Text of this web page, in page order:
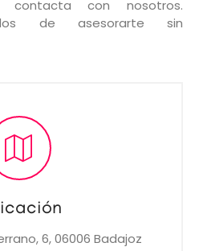
contacta con nosotros.
de asesorarte sin
6, 06006 Badajoz